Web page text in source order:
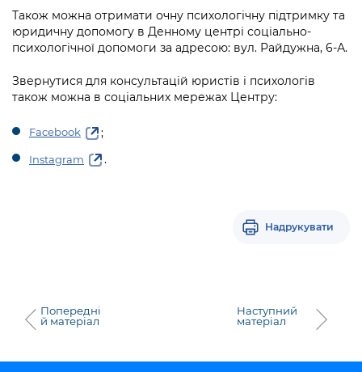
Також можна отримати очну психологічну підтримку та
юридичну допомогу в Денному центрі соціально-
психологічної допомоги за адресою: вул. Райдужна, 6-А.
Звернутися для консультацій юристів і психологів
також можна в соціальних мережах Центру:
Facebook ;
Instagram .
Надрукувати
Попередні
й матеріал
Наступний
матеріал